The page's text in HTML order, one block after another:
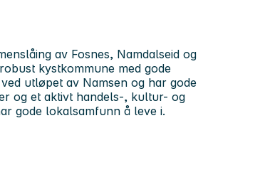
av Fosnes, Namdalseid og
kystkommune med gode
utløpet av Namsen og har gode
og et aktivt handels-, kultur- og
gode lokalsamfunn å leve i.